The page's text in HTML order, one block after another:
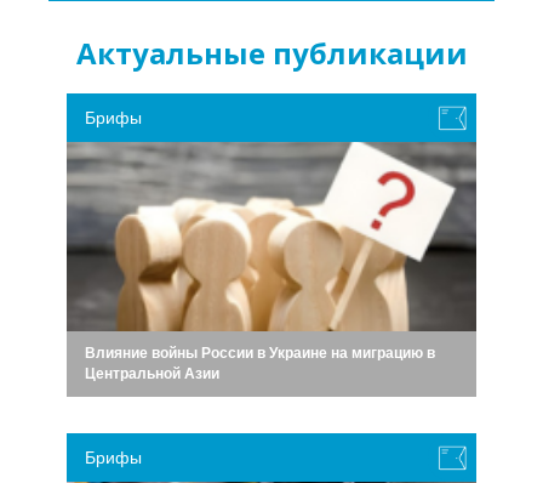
Актуальные публикации
Брифы
Влияние войны России в Украине на миграцию в
Центральной Азии
Брифы